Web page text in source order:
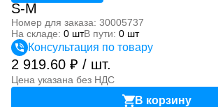
S-M
Номер для заказа: 30005737
На складе: 0 штВ пути: 0 шт
Консультация по товару
2 919.60 ₽ / шт.
Цена указана без НДС
В корзину